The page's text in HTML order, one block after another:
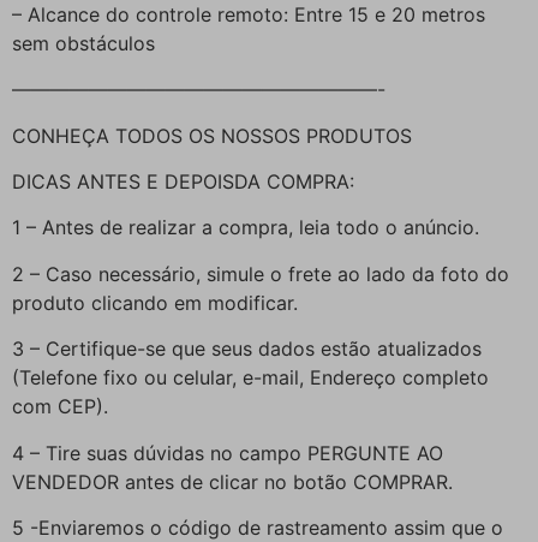
– Alcance do controle remoto: Entre 15 e 20 metros
sem obstáculos
———————————————————-
CONHEÇA TODOS OS NOSSOS PRODUTOS
DICAS ANTES E DEPOISDA COMPRA:
1 – Antes de realizar a compra, leia todo o anúncio.
2 – Caso necessário, simule o frete ao lado da foto do
produto clicando em modificar.
3 – Certifique-se que seus dados estão atualizados
(Telefone fixo ou celular, e-mail, Endereço completo
com CEP).
4 – Tire suas dúvidas no campo PERGUNTE AO
VENDEDOR antes de clicar no botão COMPRAR.
5 -Enviaremos o código de rastreamento assim que o